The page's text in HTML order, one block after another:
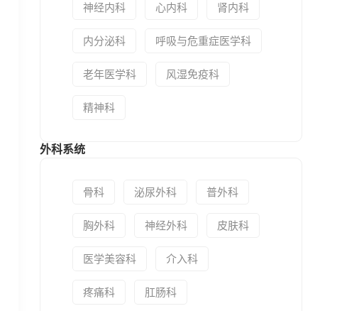
神经内科 心内科 肾内科
内分泌科 呼吸与危重症医学科
老年医学科 风湿免疫科
精神科
外科系统
骨科 泌尿外科 普外科
胸外科 神经外科 皮肤科
医学美容科 介入科
疼痛科 肛肠科